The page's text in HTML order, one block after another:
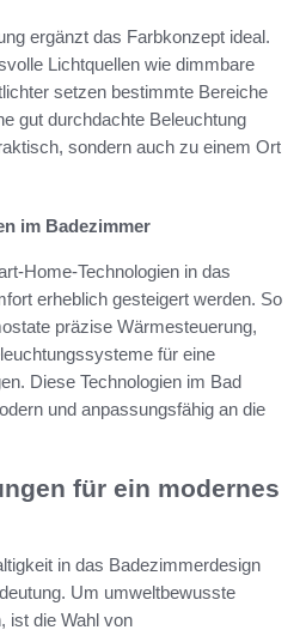
ergänzt das Farbkonzept ideal.
Lichtquellen wie dimmbare
setzen bestimmte Bereiche
gut durchdachte Beleuchtung
sondern auch zu einem Ort
im Badezimmer
Home-Technologien in das
erheblich gesteigert werden. So
präzise Wärmesteuerung,
für eine
Diese Technologien im Bad
und anpassungsfähig an die
für ein modernes
in das Badezimmerdesign
Um umweltbewusste
ist die Wahl von